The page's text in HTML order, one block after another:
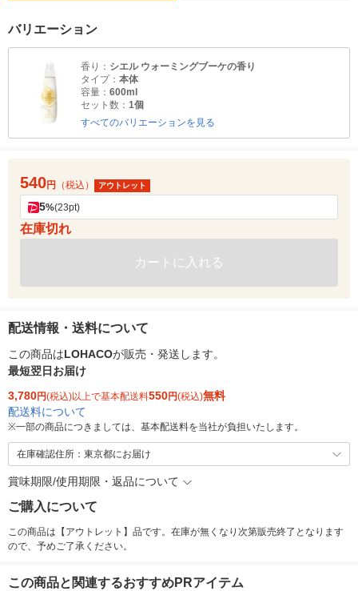
バリエーション
香り： シエル ウォーミングブーケの香り
タイプ： 本体
容量： 600ml
セット数： 1個
すべてのバリエーションを見る
540円 （税込） アウトレット
5%(23pt)
在庫切れ
カートに入れる
配送情報・送料について
この商品はLOHACOが販売・発送します。
最短翌日お届け
3,780円(税込)以上で基本配送料550円(税込)無料
配送料について
※一部の商品につきましては、基本配送料を当社が負担いたします。
在庫確認住所：東京都にお届け
賞味期限/使用期限・返品について
ご購入について
この商品は【アウトレット】品です。在庫が無くなり次第販売終了となります
ので、予めご了承ください。
この商品と関連するおすすめPRアイテム